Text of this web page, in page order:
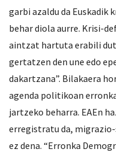
garbi azaldu da Euskadik
behar diola aurre. Krisi-
aintzat hartuta erabili
gertatzen den une edo
dakartzana”. Bilakaera
agenda politikoan
jartzeko beharra. EAEn
erregistratu da,
ez dena. “Erronka